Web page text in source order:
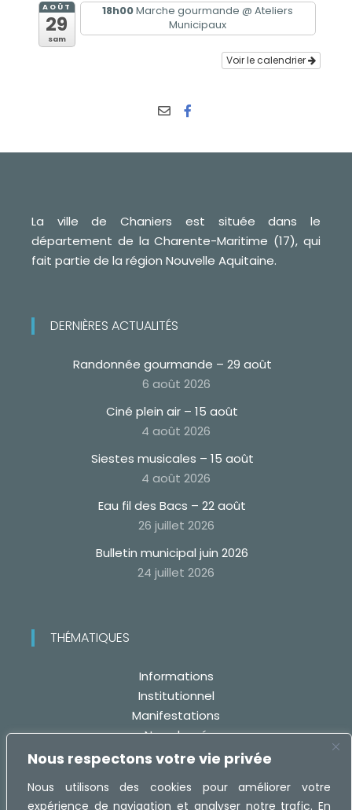
Nous respectons votre vie privée
Nous utilisons des cookies pour améliorer votre
expérience de navigation et analyser notre trafic. En
AOÛT
29
sam
18h00Marche gourmande @ Ateliers
Municipaux
Voir le calendrier
La ville de Chaniers est située dans le
département de la Charente-Maritime (17), qui
fait partie de la région Nouvelle Aquitaine.
DERNIÈRES ACTUALITÉS
Randonnée gourmande – 29 août
6 août 2026
Ciné plein air – 15 août
4 août 2026
Siestes musicales – 15 août
4 août 2026
Eau fil des Bacs – 22 août
26 juillet 2026
Bulletin municipal juin 2026
24 juillet 2026
THÉMATIQUES
Informations
Institutionnel
Manifestations
Non classé
Travaux